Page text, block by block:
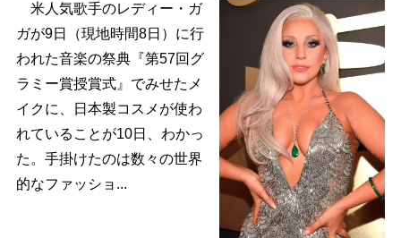
米人気歌手のレディー・ガ
ガが9日（現地時間8日）に行
われた音楽の祭典『第57回グ
ラミー賞授賞式』でみせたメ
イクに、日本製コスメが使わ
れていることが10日、わかっ
た。手掛けたのは数々の世界
的なファッショ...